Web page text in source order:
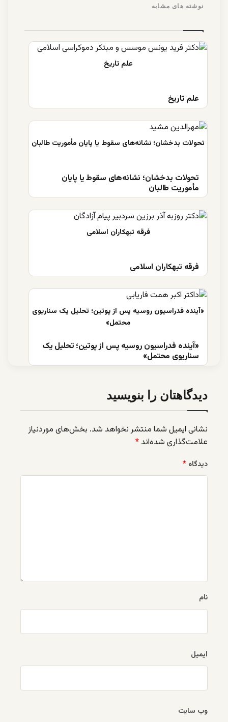
نوشته های مشابه
علم تاریخ
تحولات بدخشان؛ نشانه‌های سقوط یا پایان
مأموریت طالبان
فرقه تبهکاران اسلامی
«آینده فدراسیون روسیه پس از پوتین؛ تحلیل یک
سناریوی محتمل»
دیدگاهتان را بنویسید
نشانی ایمیل شما منتشر نخواهد شد. بخش‌های موردنیاز
علامت‌گذاری شده‌اند *
دیدگاه *
نام
ایمیل
وب‌ سایت